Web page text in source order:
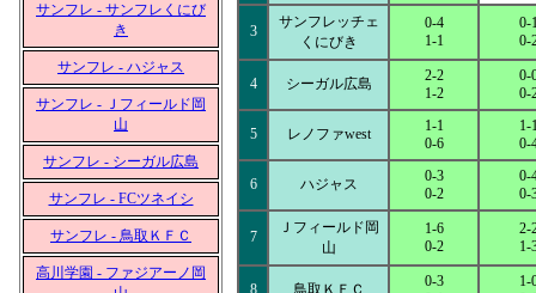
サンフレ - サンフレくにび
き
サンフレ - ハジャス
サンフレ - Ｊフィールド岡
山
サンフレ - シーガル広島
サンフレ - FCツネイシ
サンフレ - 鳥取ＫＦＣ
高川学園 - ファジアーノ岡
3
サンフレッチェ
くにびき
0-4
1-1
0-
0-
4 シーガル広島
2-2
1-2
0-
0-
5 レノファwest
1-1
0-6
1-
0-
6 ハジャス
0-3
0-2
0-
0-
7
Ｊフィールド岡
山
1-6
0-2
2-
1-
8 鳥取ＫＦＣ
0-3
1-